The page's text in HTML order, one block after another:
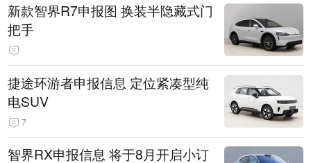
新款智界R7申报图 换装半隐藏式门
把手
捷途环游者申报信息 定位紧凑型纯
电SUV
7
智界RX申报信息 将于8月开启小订